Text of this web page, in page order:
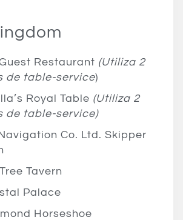
Restaurant (Utiliza 2
de table-service)
Royal Table (Utiliza 2
de table-service)
Co. Ltd. Skipper
Tavern
Palace
Horseshoe